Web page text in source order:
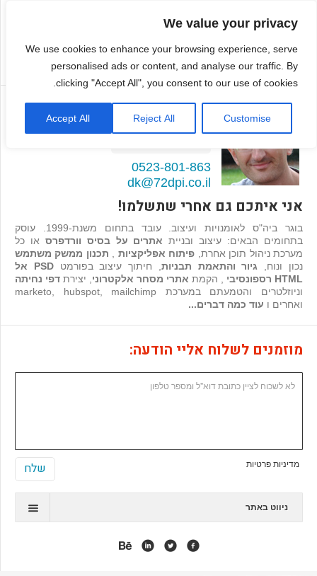
We value your privacy
We use cookies to enhance your browsing experience, serve
personalised ads or content, and analyse our traffic. By
clicking "Accept All", you consent to our use of cookies.
Customise
Reject All
Accept All דמיטרי קגן
בונה אתרים ואפליקציות
0523-801-863
dk@72dpi.co.il
אני איתכם גם אחרי שתשלמו!
בוגר ביה"ס לאומנויות ועיצוב. עובד בתחום משנת-1999. עוסק
בתחומים הבאים: עיצוב ובניית אתרים על בסיס וורדפרס או כל
מערכת ניהול תוכן אחרת, פיתוח אפליקציות
תכנון ממשק משתמש
נכון ונוח, גיור והתאמת תבניות , חיתוך עיצוב בפורמט
PSD אל
HTML רספונסיבי
, הקמת אתרי מסחר אלקטרוני , יצירת דפי נחיתה
וניוזלטרים והטמעתם במערכת marketo, hubspot, mailchimp
ואחרים ו עוד כמה דברים...
מוזמנים לשלוח אליי הודעה:
מדיניות פרטיות
ניווט באתר